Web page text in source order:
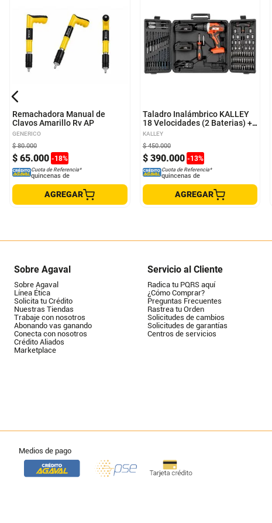
Remachadora Manual de
Clavos Amarillo Rv AP
GENERICO
$ 65.000 -18%
$ 80.000
Cuota de Referencia*
quincenas de
AGREGAR
Taladro Inalámbrico KALLEY
18 Velocidades (2 Baterias) +
Set de Herramientas
KALLEY
$ 390.000 -13%
$ 450.000
Cuota de Referencia*
quincenas de
AGREGAR
Sobre Agaval
Sobre Agaval
Línea Ética
Solicita tu Crédito
Nuestras Tiendas
Trabaje con nosotros
Abonando vas ganando
Conecta con nosotros
Crédito Aliados
Marketplace
Servicio al Cliente
Radica tu PQRS aquí
¿Cómo Comprar?
Preguntas Frecuentes
Rastrea tu Orden
Solicitudes de cambios
Solicitudes de garantías
Centros de servicios
Medios de pago